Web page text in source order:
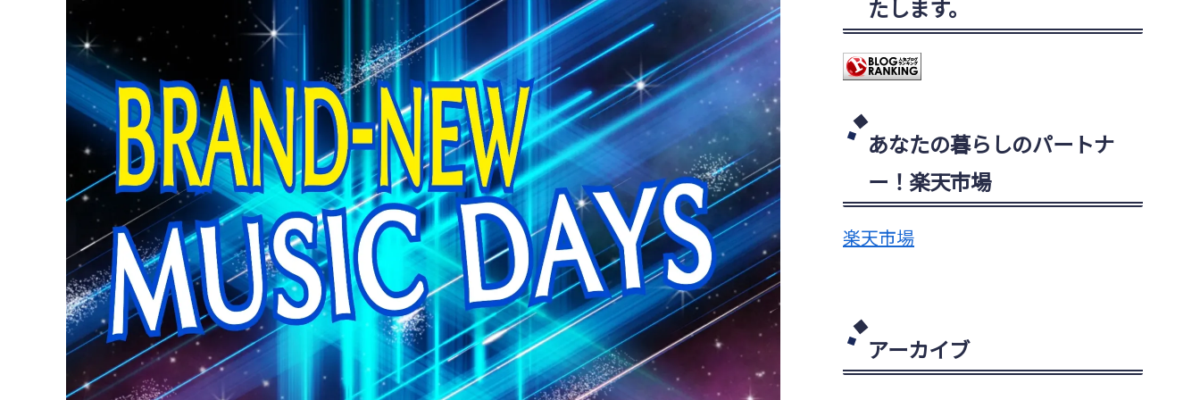
たします。
あなたの暮らしのパートナ
ー！楽天市場
楽天市場
アーカイブ